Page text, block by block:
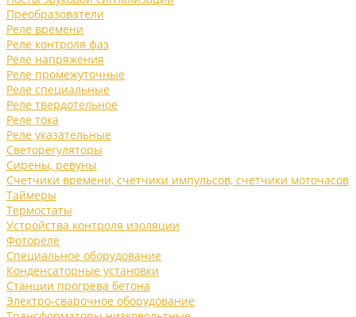
Преобразователи
Реле времени
Реле контроля фаз
Реле напряжения
Реле промежуточные
Реле специальные
Реле твердотельное
Реле тока
Реле указательные
Светорегуляторы
Сирены, ревуны
Счетчики времени, счетчики импульсов, счетчики моточасов
Таймеры
Термостаты
Устройства контроля изоляции
Фотореле
Специальное оборудование
Конденсаторные установки
Станции прогрева бетона
Электро-сварочное оборудование